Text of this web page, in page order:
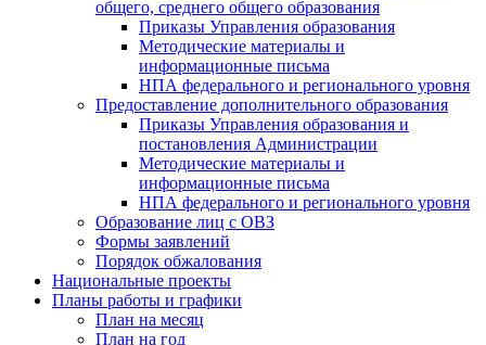
общего, среднего общего образования
Приказы Управления образования
Методические материалы и
информационные письма
НПА федерального и регионального уровня
Предоставление дополнительного образования
Приказы Управления образования и
постановления Администрации
Методические материалы и
информационные письма
НПА федерального и регионального уровня
Образование лиц с ОВЗ
Формы заявлений
Порядок обжалования
Национальные проекты
Планы работы и графики
План на месяц
План на год